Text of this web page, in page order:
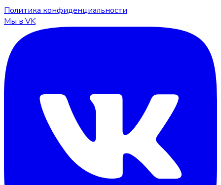
Политика конфиденциальности
Мы в VK